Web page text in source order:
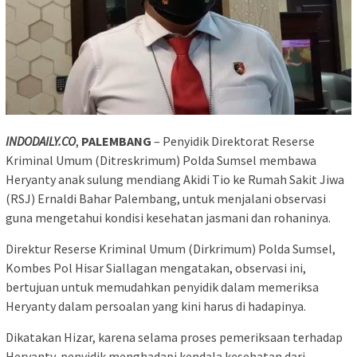
INDODAILY.CO, PALEMBANG – Penyidik Direktorat Reserse
Kriminal Umum (Ditreskrimum) Polda Sumsel membawa
Heryanty anak sulung mendiang Akidi Tio ke Rumah Sakit Jiwa
(RSJ) Ernaldi Bahar Palembang, untuk menjalani observasi
guna mengetahui kondisi kesehatan jasmani dan rohaninya.
Direktur Reserse Kriminal Umum (Dirkrimum) Polda Sumsel,
Kombes Pol Hisar Siallagan mengatakan, observasi ini,
bertujuan untuk memudahkan penyidik dalam memeriksa
Heryanty dalam persoalan yang kini harus di hadapinya.
Dikatakan Hizar, karena selama proses pemeriksaan terhadap